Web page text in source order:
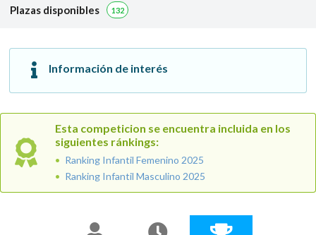
Plazas disponibles 132
Información de interés
Esta competicion se encuentra incluida en los
siguientes ránkings:
Ranking Infantil Femenino 2025
Ranking Infantil Masculino 2025